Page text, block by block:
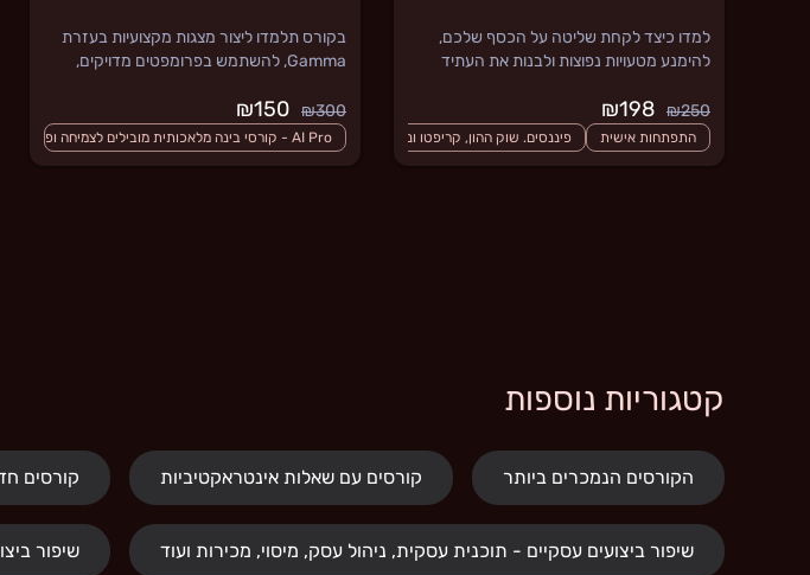
למדו כיצד לקחת שליטה על הכסף שלכם,
להימנע מטעויות נפוצות ולבנות את העתיד
₪250
התפתחות אישית פיננסים. שוק ההון, קריפטו ונדלן קורסים חדשים קורסים עם שאלות אינטראקטיביות
בקורס תלמדו ליצור מצגות מקצועיות בעזרת
Gamma, להשתמש בפרומפטים מדויקים,
ומרשים.
₪300
AI Pro - קורסי בינה מלאכותית מובילים לצמיחה ופיתוח מיומנויות
קטגוריות נוספות
הקורסים הנמכרים ביותר קורסים עם שאלות אינטראקטיביות קורסים
שיפור ביצועים עסקיים - תוכנית עסקית, ניהול עסק, מיסוי, מכירות ועוד שיפור